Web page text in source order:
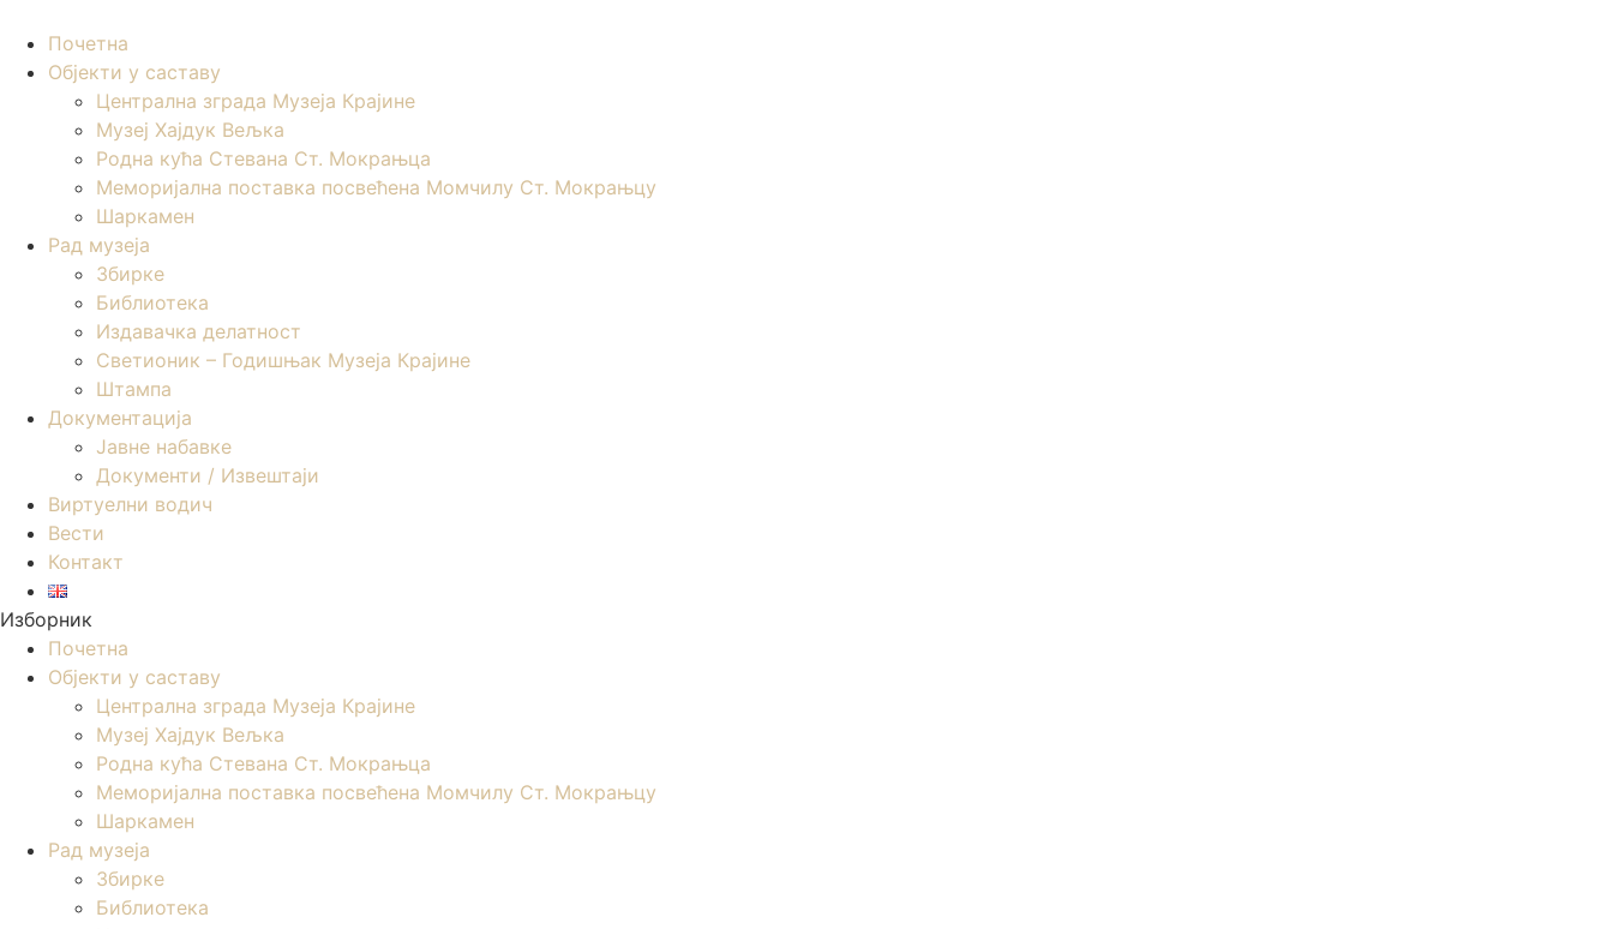
content
Почетна
Објекти у саставу
Централна зграда Музеја Крајине
Музеј Хајдук Вељка
Родна кућа Стевана Ст. Мокрањца
Меморијална поставка посвећена Момчилу Ст. Мокрањцу
Шаркамен
Рад музеја
Збирке
Библиотека
Издавачка делатност
Светионик – Годишњак Музеја Крајине
Штампа
Документација
Јавне набавке
Документи / Извештаји
Виртуелни водич
Вести
Контакт
Изборник
Почетна
Објекти у саставу
Централна зграда Музеја Крајине
Музеј Хајдук Вељка
Родна кућа Стевана Ст. Мокрањца
Меморијална поставка посвећена Момчилу Ст. Мокрањцу
Шаркамен
Рад музеја
Збирке
Библиотека